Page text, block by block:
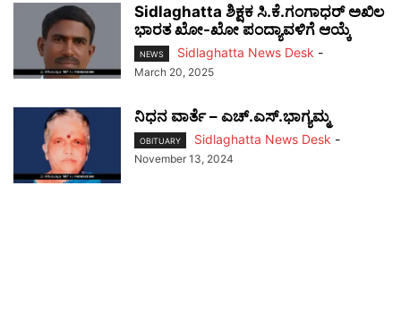
Sidlaghatta ಶಿಕ್ಷಕ ಸಿ.ಕೆ.ಗಂಗಾಧರ್ ಅಖಿಲ
ಭಾರತ ಖೋ-ಖೋ ಪಂದ್ಯಾವಳಿಗೆ ಆಯ್ಕೆ
NEWS Sidlaghatta News Desk -
March 20, 2025
ನಿಧನ ವಾರ್ತೆ – ಎಚ್.ಎಸ್.ಭಾಗ್ಯಮ್ಮ
OBITUARY Sidlaghatta News Desk -
November 13, 2024